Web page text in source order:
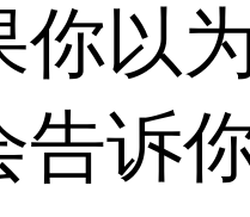
以为
告诉